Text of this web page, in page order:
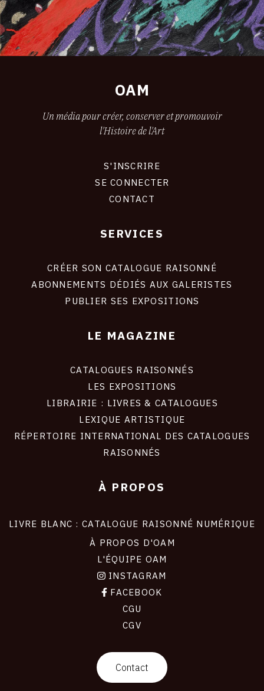
OAM
Un média pour créer, conserver et promouvoir
l'Histoire de l'Art
S'INSCRIRE
SE CONNECTER
CONTACT
SERVICES
CRÉER SON CATALOGUE RAISONNÉ
ABONNEMENTS DÉDIÉS AUX GALERISTES
PUBLIER SES EXPOSITIONS
LE MAGAZINE
CATALOGUES RAISONNÉS
LES EXPOSITIONS
LIBRAIRIE : LIVRES & CATALOGUES
LEXIQUE ARTISTIQUE
RÉPERTOIRE INTERNATIONAL DES CATALOGUES
RAISONNÉS
À PROPOS
LIVRE BLANC : CATALOGUE RAISONNÉ NUMÉRIQUE
À PROPOS D'OAM
L'ÉQUIPE OAM
INSTAGRAM
FACEBOOK
CGU
CGV
Contact